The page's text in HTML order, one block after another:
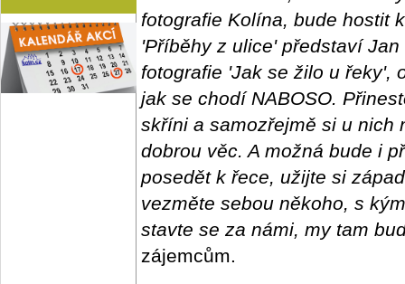
fotografie Kolína, bude hostit
'Příběhy z ulice' představí
fotografie 'Jak se žilo u řeky',
jak se chodí NABOSO.
skříni a samozřejmě si u nich
dobrou věc. A možná bude i
posedět k řece, užijte si
vezměte sebou někoho, s
stavte se za námi, my tam
zájemcům.